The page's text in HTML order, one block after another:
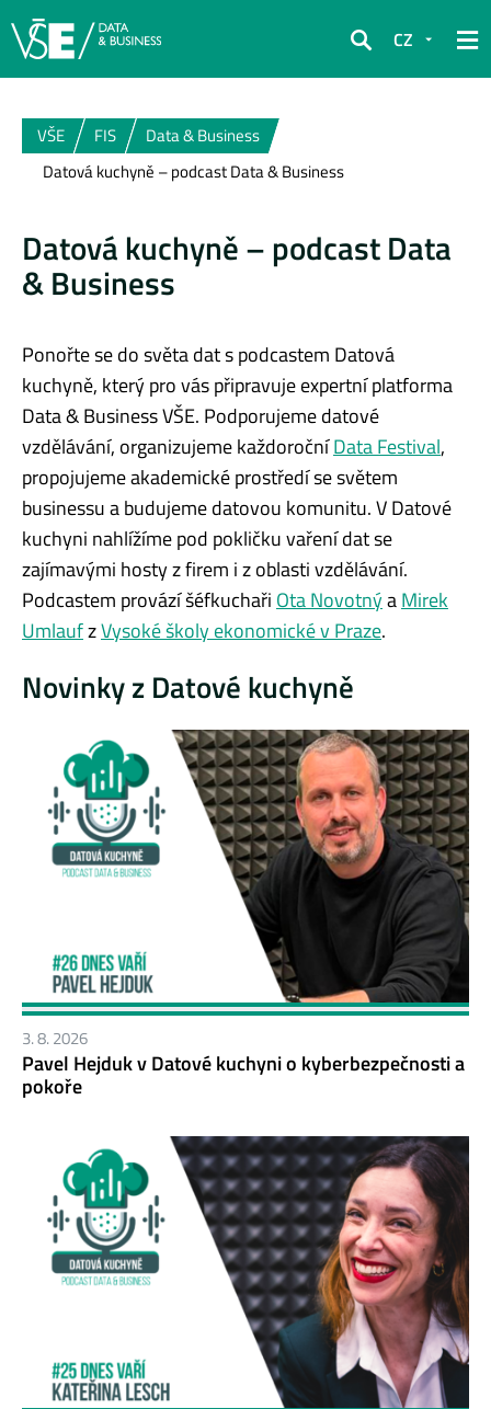
Hledat
CZ
VŠE FIS
Data & Business
Datová kuchyně – podcast Data & Business
Datová kuchyně – podcast Data
& Business
Ponořte se do světa dat s podcastem Datová
kuchyně, který pro vás připravuje expertní platforma
Data & Business VŠE. Podporujeme datové
vzdělávání, organizujeme každoročníData Festival,
propojujeme akademické prostředí se světem
businessu a budujeme datovou komunitu. V Datové
kuchyni nahlížíme pod pokličku vaření dat se
zajímavými hosty z firem i z oblasti vzdělávání.
Podcastem provází šéfkuchaři Ota NovotnýaMirek
UmlaufzVysoké školy ekonomické v Praze.
Novinky z Datové kuchyně
3. 8. 2026
Pavel Hejduk v Datové kuchyni o kyberbezpečnosti a
pokoře